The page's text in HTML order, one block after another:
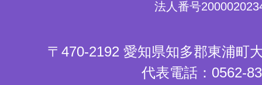
法人番号
〒470-2192 愛知県知多郡東浦町
代表電話：0562-